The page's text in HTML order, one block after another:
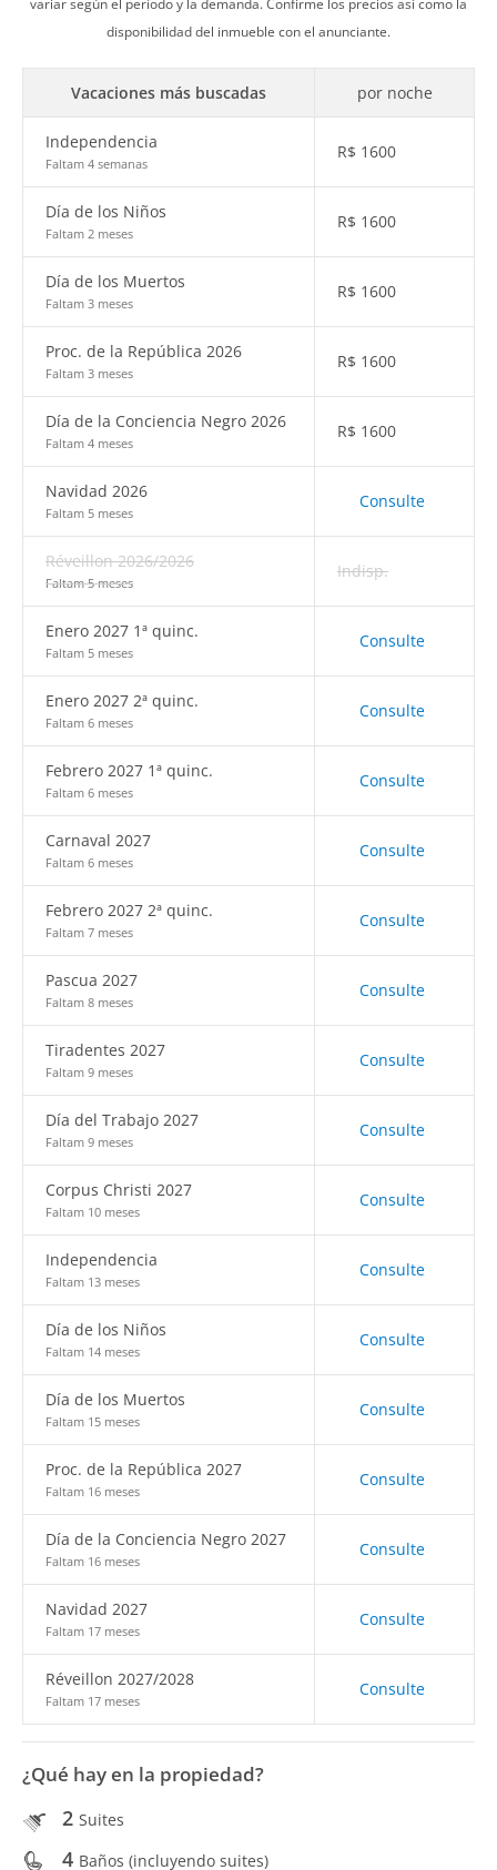
variar según el período y la demanda. Confirme los precios así como la
disponibilidad del inmueble con el anunciante.
Vacaciones más buscadas por noche
Independencia
Faltam 4 semanas
R$ 1600
Día de los Niños
Faltam 2 meses
R$ 1600
Día de los Muertos
Faltam 3 meses
R$ 1600
Proc. de la República 2026
Faltam 3 meses
R$ 1600
Día de la Conciencia Negro 2026
Faltam 4 meses
R$ 1600
Navidad 2026
Faltam 5 meses
Consulte
Réveillon 2026/2026
Faltam 5 meses
Indisp.
Enero 2027 1ª quinc.
Faltam 5 meses
Consulte
Enero 2027 2ª quinc.
Faltam 6 meses
Consulte
Febrero 2027 1ª quinc.
Faltam 6 meses
Consulte
Carnaval 2027
Faltam 6 meses
Consulte
Febrero 2027 2ª quinc.
Faltam 7 meses
Consulte
Pascua 2027
Faltam 8 meses
Consulte
Tiradentes 2027
Faltam 9 meses
Consulte
Día del Trabajo 2027
Faltam 9 meses
Consulte
Corpus Christi 2027
Faltam 10 meses
Consulte
Independencia
Faltam 13 meses
Consulte
Día de los Niños
Faltam 14 meses
Consulte
Día de los Muertos
Faltam 15 meses
Consulte
Proc. de la República 2027
Faltam 16 meses
Consulte
Día de la Conciencia Negro 2027
Faltam 16 meses
Consulte
Navidad 2027
Faltam 17 meses
Consulte
Réveillon 2027/2028
Faltam 17 meses
Consulte
¿Qué hay en la propiedad?
2 Suites
4 Baños (incluyendo suites)